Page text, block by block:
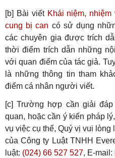
[b] Bài viết Khái niệm,
cung bị can có sử dụng
các chuyên gia được trích
thời điểm trích dẫn những
với quan điểm của tác giả.
là những thông tin tham
điểm cá nhân người viết.
[c] Trường hợp cần giải
quan, hoặc cần ý kiến pháp
vụ việc cụ thể, Quý vị vui
của Công ty Luật TNHH
luật: (024) 66 527 527, E-mail: